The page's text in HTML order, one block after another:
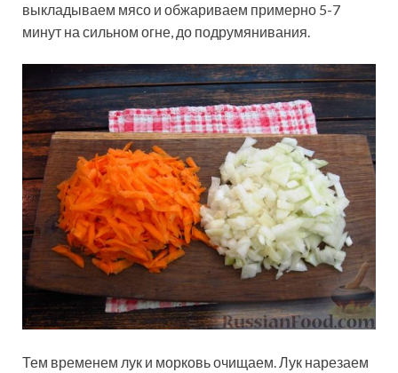
выкладываем мясо и обжариваем примерно 5-7
минут на сильном огне, до подрумянивания.
Тем временем лук и морковь очищаем. Лук нарезаем